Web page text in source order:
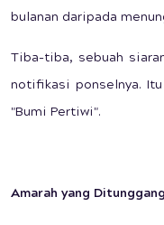
bulanan daripada
Tiba-tiba, sebuah
notifikasi ponselnya.
"Bumi Pertiwi".
Amarah yang